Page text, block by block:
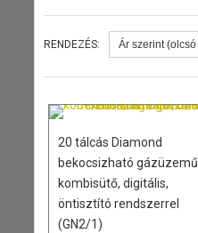
RENDEZÉS:
20 tálcás Diamond
bekocsizható gázüzemű
kombisütő, digitális,
öntisztító rendszerrel
(GN2/1)